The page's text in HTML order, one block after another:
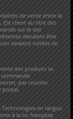
de vente entre la
Est client au titre des
sur le site
devaient être
seraient notées de
des produits se
par courrier
postal.
en langue
à la loi française.